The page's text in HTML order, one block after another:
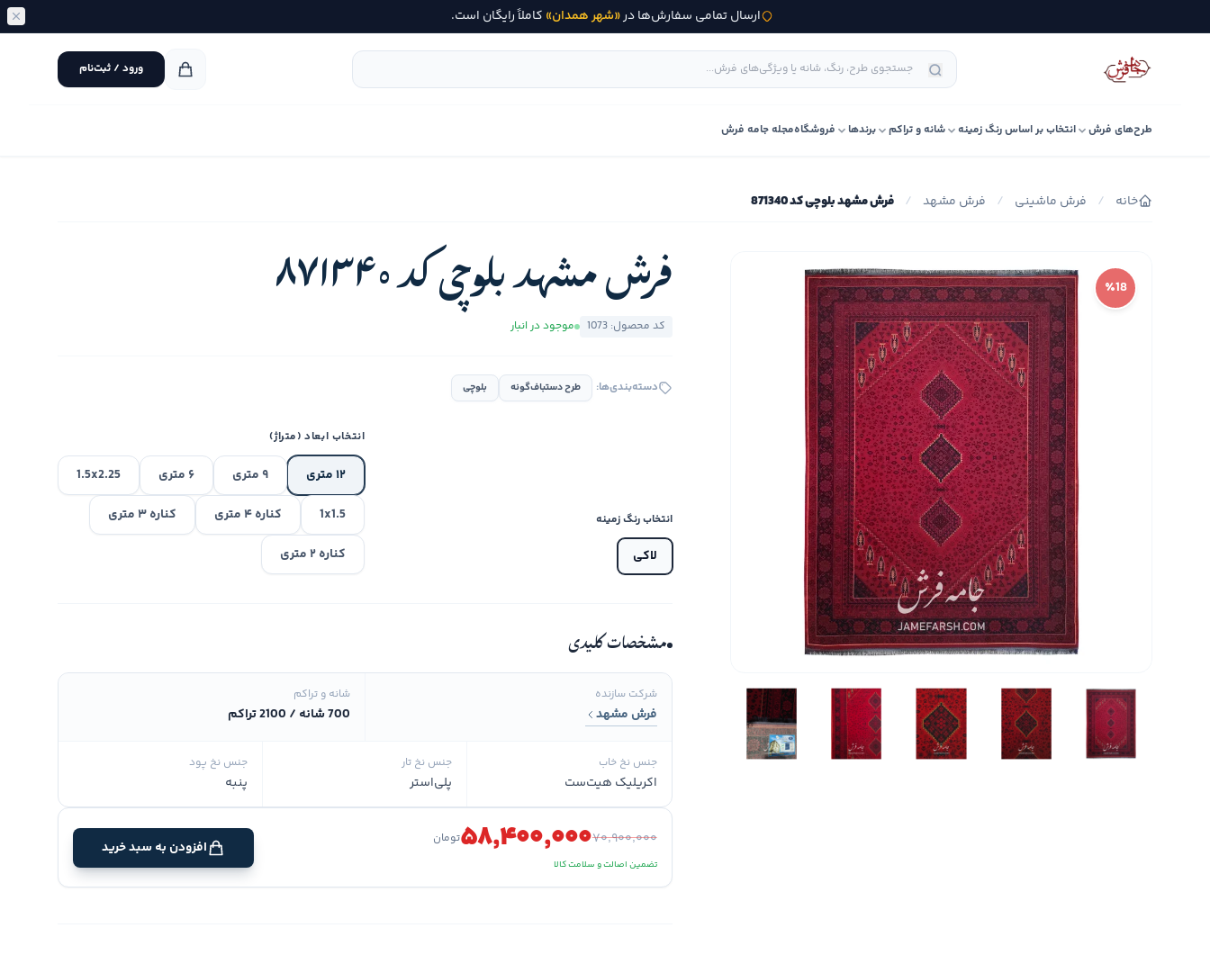
ارسال تمامی سفارش‌ها در«شهر همدان» کاملاً رایگان است.
ورود / ثبت‌نام
طرح‌های فرش انتخاب بر اساس رنگ زمینه شانه و تراکم برندها فروشگاهمجله جامه فرش
خانه / فرش ماشینی / فرش مشهد / فرش مشهد بلوچی کد 871340
٪18 فرش مشهد بلوچی کد 871340
کد محصول: 1073 موجود در انبار
دسته‌بندی‌ها: طرح دستباف‌گونه بلوچی
انتخاب رنگ زمینه
لاکی
انتخاب ابعاد (متراژ)
۱۲ متری ۹ متری ۶ متری
1.5x2.25
1x1.5
کناره ۴ متری
کناره ۳ متری
کناره ۲ متری
مشخصات کلیدی
شرکت سازنده
فرش مشهد
شانه و تراکم
700 شانه / 2100 تراکم
جنس نخ خاب
اکریلیک هیت‌ست
جنس نخ تار
پلی‌استر
جنس نخ پود
پنبه
۷۰٬۹۰۰٬۰۰۰۵۸٬۴۰۰٬۰۰۰تومان
تضمین اصالت و سلامت کالا
افزودن به سبد خرید